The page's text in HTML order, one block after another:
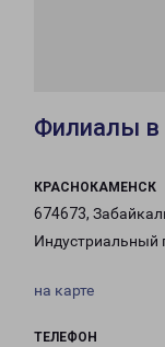
Филиалы в
КРАСНОКАМЕНСК
674673,
Индустриальный
на карте
ТЕЛЕФОН